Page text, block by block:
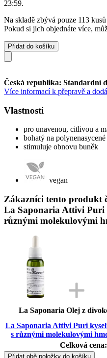
23:59.
Na skladě zbývá pouze 113
Pokud si jich objednáte více,
Přidat do košíku
Česká republika: Standardní
Více informací k přepravě a
Vlastnosti
pro unavenou, citlivou a
bohatý na
stimuluje obnovu buněk
vegan
Zákazníci tento produkt
La Saponaria Attivi Puri
různými molekulovými
La Saponaria Olej z
La Saponaria Attivi Puri
s různými molekulovými
Celková cena:
Přidat obě položky do košíku